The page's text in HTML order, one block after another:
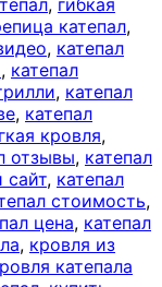
катепал,
, катепал
, катепал
, катепал
, катепал
кровля,
отзывы, катепал
сайт, катепал
стоимость,
цена, катепал
, кровля из
катепала